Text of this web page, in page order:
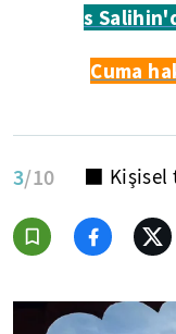
s
Cuma
3/10 ⬛